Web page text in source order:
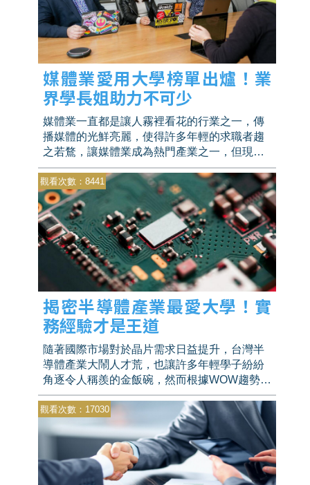
媒體業愛用大學榜單出爐！業
界學長姐助力不可少
媒體業一直都是讓人霧裡看花的行業之一，傳
播媒體的光鮮亮麗，使得許多年輕的求職者趨
之若鶩，讓媒體業成為熱門產業之一，但現今
媒體業產業需要戰力，已經不同於以往傳媒，
WOW趨勢調查一次告訴你有哪些國立、私立大
學與科大是媒體業的面試愛用兵！
觀看次數：8441
揭密半導體產業最愛大學！實
務經驗才是王道
隨著國際市場對於晶片需求日益提升，台灣半
導體產業大鬧人才荒，也讓許多年輕學子紛紛
角逐令人稱羨的金飯碗，然而根據WOW趨勢分
析，半導體相關產業最愛的大學排名中，竟然
沒有傳統三大名校？
觀看次數：17030